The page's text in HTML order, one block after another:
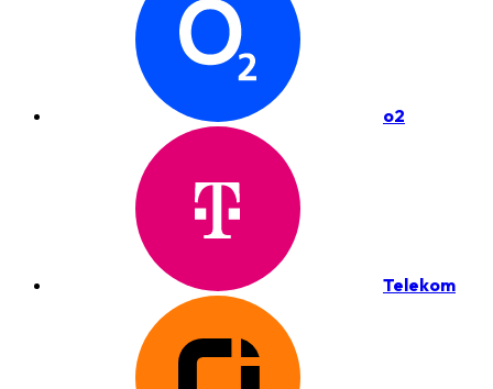
o2
Telekom